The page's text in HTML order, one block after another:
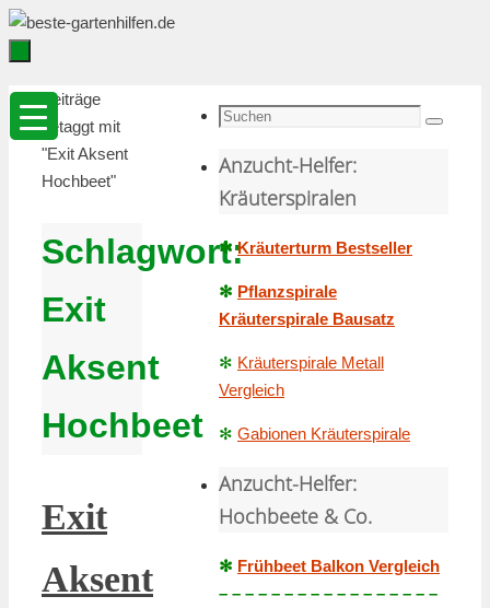
Zum
Inhalt
springen
Startseite
Beiträge
getaggt mit
"Exit Aksent
Hochbeet"
Schlagwort:
Exit
Aksent
Hochbeet
Exit
Aksent
Suche
Suchen
Anzucht-Helfer:
Kräuterspiralen
✻ Kräuterturm Bestseller
✻ Pflanzspirale
Kräuterspirale Bausatz
✻ Kräuterspirale Metall
Vergleich
✻ Gabionen Kräuterspirale
Anzucht-Helfer:
Hochbeete & Co.
✻ Frühbeet Balkon Vergleich
– – – – – – – – – – – – – – – – –